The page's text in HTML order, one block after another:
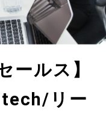
ールス】
リー